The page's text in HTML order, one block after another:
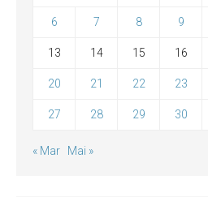
6 7 8 9
13 14 15 16
20 21 22 23
27 28 29 30
« Mar Mai »